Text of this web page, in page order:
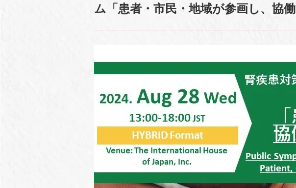
ム「患者・市民・地域が参画し、協